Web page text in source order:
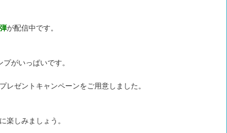
が配信中です。
がいっぱいです。
ゼントキャンペーンをご用意しました。
楽しみましょう。